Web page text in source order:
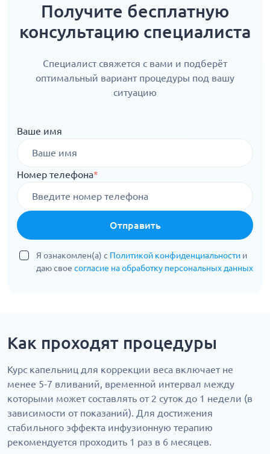
Получите бесплатную
консультацию специалиста
Специалист свяжется с вами и подберёт
оптимальный вариант процедуры под вашу
ситуацию
Ваше имя
Номер телефона*
Отправить
Я ознакомлен(а) с Политикой конфиденциальности и
даю свое согласие на обработку персональных данных
Как проходят процедуры
Курс капельниц для коррекции веса включает не
менее 5-7 вливаний, временной интервал между
которыми может составлять от 2 суток до 1 недели (в
зависимости от показаний). Для достижения
стабильного эффекта инфузионную терапию
рекомендуется проходить 1 раз в 6 месяцев.